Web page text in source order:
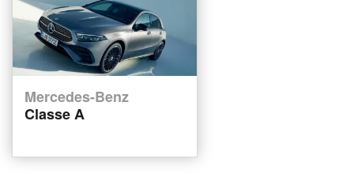
Mercedes-Benz
Classe A